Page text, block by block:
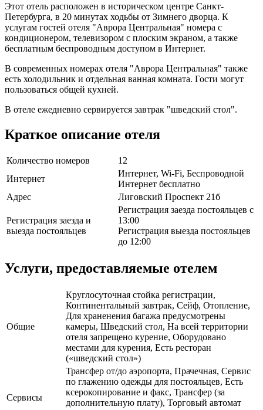
Этот отель расположен в историческом центре Санкт-
Петербурга, в 20 минутах ходьбы от Зимнего дворца. К
услугам гостей отеля "Аврора Центральная" номера с
кондиционером, телевизором с плоским экраном, а также
бесплатным беспроводным доступом в Интернет.
В современных номерах отеля "Аврора Центральная" также
есть холодильник и отдельная ванная комната. Гости могут
пользоваться общей кухней.
В отеле ежедневно сервируется завтрак "шведский стол".
Краткое описание отеля
Количество номеров
12
Интернет
Интернет, Wi-Fi, Беспроводной
Интернет бесплатно
Адрес
Лиговский Проспект 21б
Регистрация заезда и
выезда постояльцев
Регистрация заезда постояльцев с
13:00
Регистрация выезда постояльцев
до 12:00
Услуги, предоставляемые отелем
Общие
Круглосуточная стойка регистрации,
Континентальный завтрак, Сейф, Отопление,
Для храненения багажа предусмотрены
камеры, Шведский стол, На всей территории
отеля запрещено курение, Оборудовано
местами для курения, Есть ресторан
(«шведский стол»)
Сервисы
Трансфер от/до аэропорта, Прачечная, Сервис
по глажению одежды для постояльцев, Есть
ксерокопирование и факс, Трансфер (за
дополнительную плату), Торговый автомат